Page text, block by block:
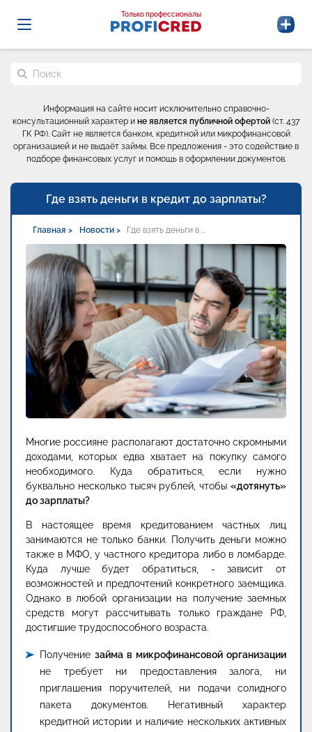
Probrokery - Только профессионалы
Только профессионалы
Поиск по сайту
Информация на сайте носит исключительно справочно-
консультационный характер и не является публичной офертой (ст. 437
ГК РФ). Сайт не является банком, кредитной или микрофинансовой
организацией и не выдаёт займы. Все предложения - это содействие в
подборе финансовых услуг и помощь в оформлении документов.
Где взять деньги в кредит до зарплаты?
Главная > Новости > Где взять деньги в …
Многие россияне располагают достаточно скромными
доходами, которых едва хватает на покупку самого
необходимого. Куда обратиться, если нужно
буквально несколько тысяч рублей, чтобы «дотянуть»
до зарплаты?
В настоящее время кредитованием частных лиц
занимаются не только банки. Получить деньги можно
также в МФО, у частного кредитора либо в ломбарде.
Куда лучше будет обратиться, - зависит от
возможностей и предпочтений конкретного заемщика.
Однако в любой организации на получение заемных
средств могут рассчитывать только граждане РФ,
достигшие трудоспособного возраста.
Получение займа в микрофинансовой организации
не требует ни предоставления залога, ни
приглашения поручителей, ни подачи солидного
пакета документов. Негативный характер
кредитной истории и наличие нескольких активных